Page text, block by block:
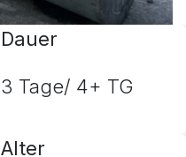
Dauer
3 Tage/ 4+ TG
Alter